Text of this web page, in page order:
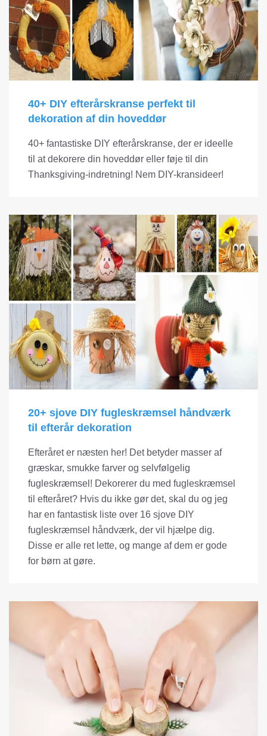
40+ DIY efterårskranse perfekt til
dekoration af din hoveddør
40+ fantastiske DIY efterårskranse, der er ideelle
til at dekorere din hoveddør eller føje til din
Thanksgiving-indretning! Nem DIY-kransideer!
20+ sjove DIY fugleskræmsel håndværk
til efterår dekoration
Efteråret er næsten her! Det betyder masser af
græskar, smukke farver og selvfølgelig
fugleskræmsel! Dekorerer du med fugleskræmsel
til efteråret? Hvis du ikke gør det, skal du og jeg
har en fantastisk liste over 16 sjove DIY
fugleskræmsel håndværk, der vil hjælpe dig.
Disse er alle ret lette, og mange af dem er gode
for børn at gøre.